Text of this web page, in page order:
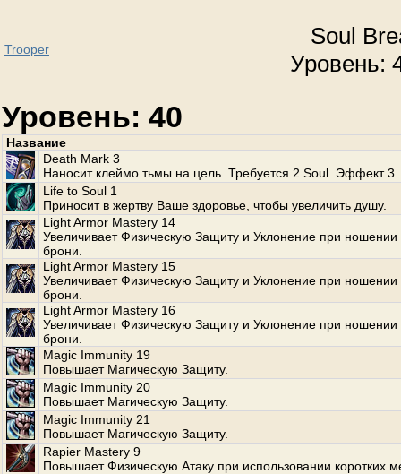
Trooper
Soul
Уровень:
Уровень: 40
Название
Death Mark 3
Наносит клеймо тьмы на цель. Требуется 2 Soul. Эффект 3.
Life to Soul 1
Приносит в жертву Ваше здоровье, чтобы увеличить душу.
Light Armor Mastery 14
Увеличивает Физическую Защиту и Уклонение при ношении
брони.
Light Armor Mastery 15
Увеличивает Физическую Защиту и Уклонение при ношении
брони.
Light Armor Mastery 16
Увеличивает Физическую Защиту и Уклонение при ношении
брони.
Magic Immunity 19
Повышает Магическую Защиту.
Magic Immunity 20
Повышает Магическую Защиту.
Magic Immunity 21
Повышает Магическую Защиту.
Rapier Mastery 9
Повышает Физическую Атаку при использовании коротких